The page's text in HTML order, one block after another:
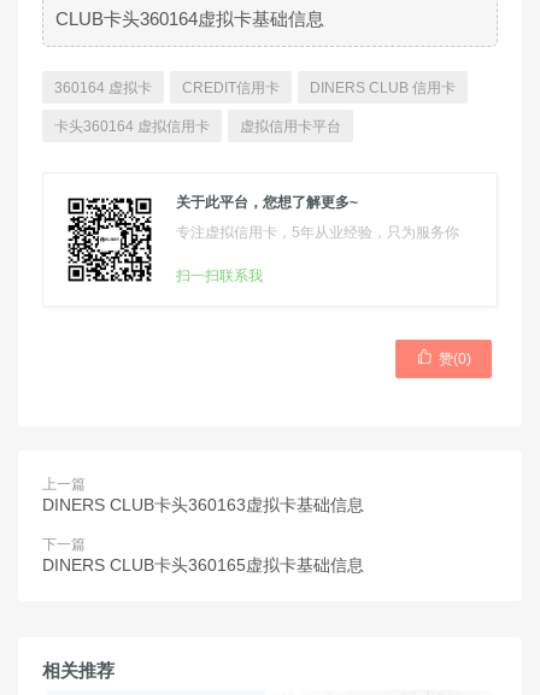
CLUB卡头360164虚拟卡基础信息
360164 虚拟卡 CREDIT信用卡 DINERS CLUB 信用卡
卡头360164 虚拟信用卡 虚拟信用卡平台
关于此平台，您想了解更多~
专注虚拟信用卡，5年从业经验，只为服务你
扫一扫联系我
 赞(0)
上一篇
DINERS CLUB卡头360163虚拟卡基础信息
下一篇
DINERS CLUB卡头360165虚拟卡基础信息
相关推荐